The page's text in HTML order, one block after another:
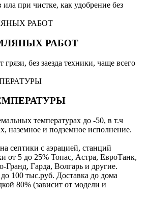
ила при чистке, как удобрение без
РАБОТ
грязи, без заезда техники, чаще всего
температурах до -50, в т.ч
наземное и подземное исполнение.
септики с аэрацией, станций
от 5 до 25% Топас, Астра, ЕвроТанк,
Гранд, Гарда, Волгарь и другие.
100 тыс.руб. Доставка до дома
80% (зависит от модели и